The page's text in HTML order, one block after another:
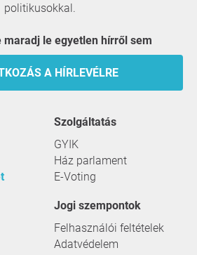
politikusokkal.
maradj le egyetlen hírről sem
A HÍRLEVÉLRE
szolgáltatás
GYIK
Ház parlament
E-Voting
Jogi szempontok
Felhasználói feltételek
Adatvédelem